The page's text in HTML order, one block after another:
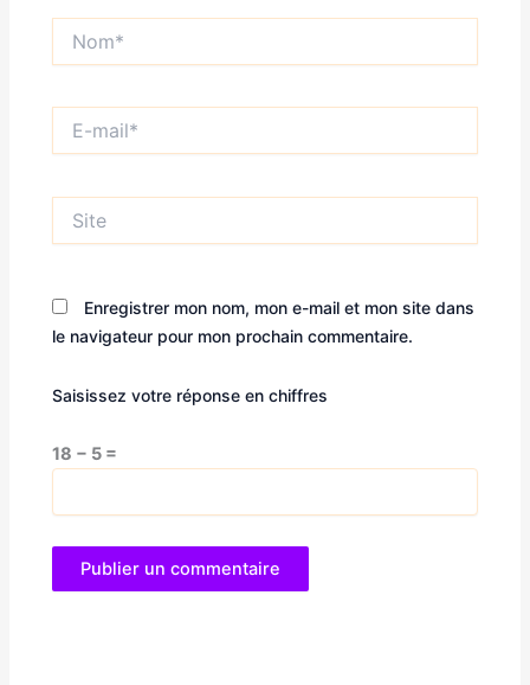
mail*
Enregistrer mon nom, mon e-mail et mon site dans
le navigateur pour mon prochain commentaire.
Saisissez votre réponse en chiffres
18 − 5 =